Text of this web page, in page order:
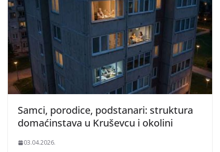
Samci, porodice, podstanari: struktura
domaćinstava u Kruševcu i okolini
03.04.2026.